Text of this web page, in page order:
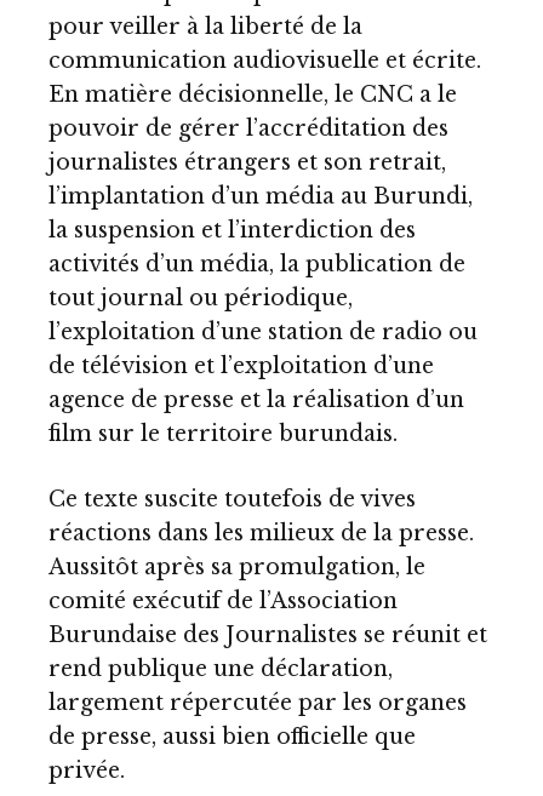
pour veiller à la liberté de la
communication audiovisuelle et écrite.
En matière décisionnelle, le CNC a le
pouvoir de gérer l’accréditation des
journalistes étrangers et son retrait,
l’implantation d’un média au Burundi,
la suspension et l’interdiction des
activités d’un média, la publication de
tout journal ou périodique,
l’exploitation d’une station de radio ou
de télévision et l’exploitation d’une
agence de presse et la réalisation d’un
film sur le territoire burundais.
Ce texte suscite toutefois de vives
réactions dans les milieux de la presse.
Aussitôt après sa promulgation, le
comité exécutif de l’Association
Burundaise des Journalistes se réunit et
rend publique une déclaration,
largement répercutée par les organes
de presse, aussi bien officielle que
privée.